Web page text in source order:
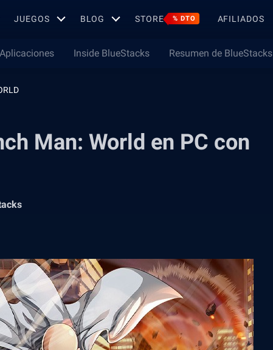
JUEGOS BLOG STORE % DTO AFILIADOS
Inside BlueStacks Resumen de BlueStacks
Man: World en PC con